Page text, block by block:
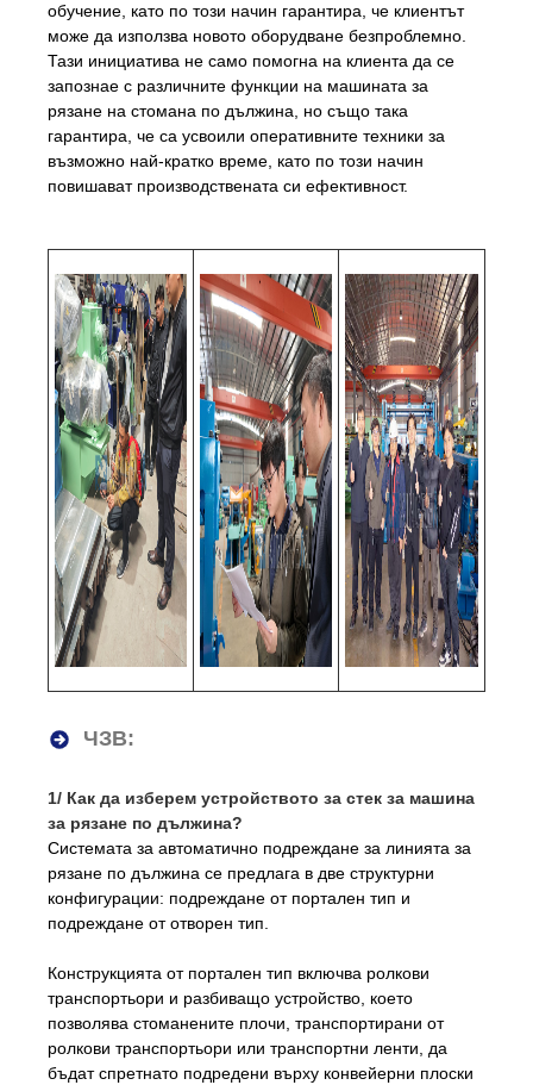
обучение, като по този начин гарантира, че клиентът
може да използва новото оборудване безпроблемно.
Тази инициатива не само помогна на клиента да се
запознае с различните функции на машината за
рязане на стомана по дължина, но също така
гарантира, че са усвоили оперативните техники за
възможно най-кратко време, като по този начин
повишават производствената си ефективност.
ЧЗВ:
1/ Как да изберем устройството за стек за машина
за рязане по дължина?
Системата за автоматично подреждане за линията за
рязане по дължина се предлага в две структурни
конфигурации: подреждане от портален тип и
подреждане от отворен тип.
Конструкцията от портален тип включва ролкови
транспортьори и разбиващо устройство, което
позволява стоманените плочи, транспортирани от
ролкови транспортьори или транспортни ленти, да
бъдат спретнато подредени върху конвейерни плоски